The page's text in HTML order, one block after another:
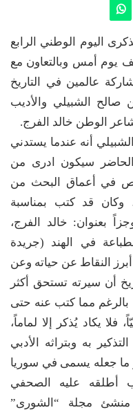
اليوم الوطني الرابع
يوم أمس وبالتعاون مع
عالمين في التاريخ
صالح الشبيلي والأديب
الوطن خالد الفرج.
أنه عندما يستدني
الحاضر سيكون ادرى من
في أعماق البحث من
وكان قد كتب بمناسبة
بعنوان: خالد الفرج،
في الهند (جريدة
١٩٩٨م) متضمّناً أبرز النقاط عن حياته وعن
أن سيرته تستحق أكثر
مما كتب عنه حتى
فلا يكاد يُذكر إلا لماماً،
به وبتراثه الأدبي
ما جعله يسمى في سوريا
أطلقه عليه الصحفي
منشئ مجلة “الشورى”